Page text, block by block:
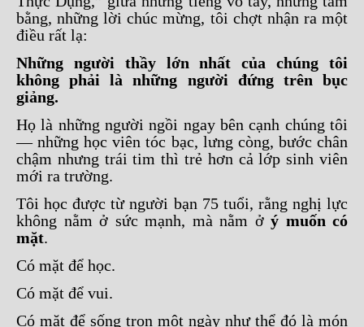
bằng, những lời chúc mừng, tôi chợt nhận ra một
điều rất lạ:
Những người thầy lớn nhất của chúng tôi
không phải là những người đứng trên bục
giảng.
Họ là những người ngồi ngay bên cạnh chúng tôi
— những học viên tóc bạc, lưng còng, bước chân
chậm nhưng trái tim thì trẻ hơn cả lớp sinh viên
mới ra trường.
Tôi học được từ người bạn 75 tuổi, rằng nghị lực
không nằm ở sức mạnh, mà nằm ở ý muốn có
mặt.
Có mặt để học.
Có mặt để vui.
Có mặt để sống trọn một ngày như thể đó là món